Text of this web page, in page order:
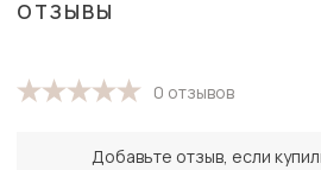
ОТЗЫВЫ
0 отзывов
Добавьте отзыв, если